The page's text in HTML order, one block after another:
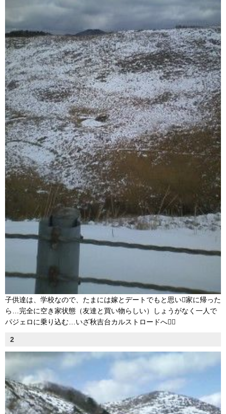
子供達は、学校なので、たまには嫁とデートでもと思い家に帰った
ら…完全に空き家状態（友達と買い物らしい）しょうがなく一人で
パジェロに乗り込む…いざ秋吉台カルストロードへ
2